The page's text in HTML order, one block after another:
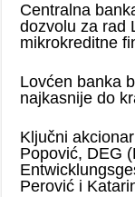
Centralna
dozvolu za rad
mikrokreditne
Lovćen banka
najkasnije do
Ključni
Popović, DEG
Perović i